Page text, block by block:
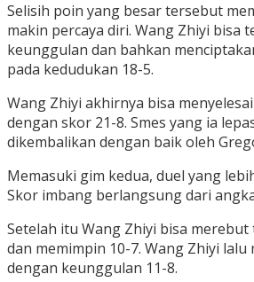
Selisih poin yang besar tersebut
makin percaya diri. Wang Zhiyi bisa
keunggulan dan bahkan
pada kedudukan 18-5.
Wang Zhiyi akhirnya bisa
dengan skor 21-8. Smes yang ia
dikembalikan dengan baik oleh
Memasuki gim kedua, duel yang
Skor imbang berlangsung dari
Setelah itu Wang Zhiyi bisa
dan memimpin 10-7. Wang Zhiyi
dengan keunggulan 11-8.